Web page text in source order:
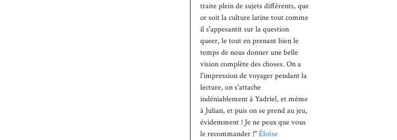
traite plein de sujets différents, que
ce soit la culture latine tout comme
il s'appesantit sur la question
queer, le tout en prenant bien le
temps de nous donner une belle
vision complète des choses. On a
l'impression de voyager pendant la
lecture, on s'attache
indéniablement à Yadriel, et même
à Julian, et puis on se prend au jeu,
évidemment ! Je ne peux que vous
le recommander !"Éloïse